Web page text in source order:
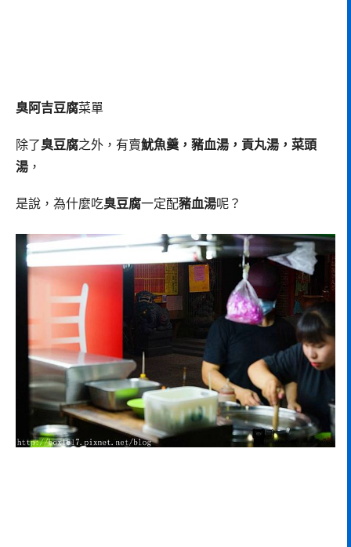
臭阿吉豆腐菜單
除了臭豆腐之外，有賣魷魚羹，豬血湯，貢丸湯，菜頭
湯 ，
是說，為什麼吃臭豆腐一定配豬血湯呢？